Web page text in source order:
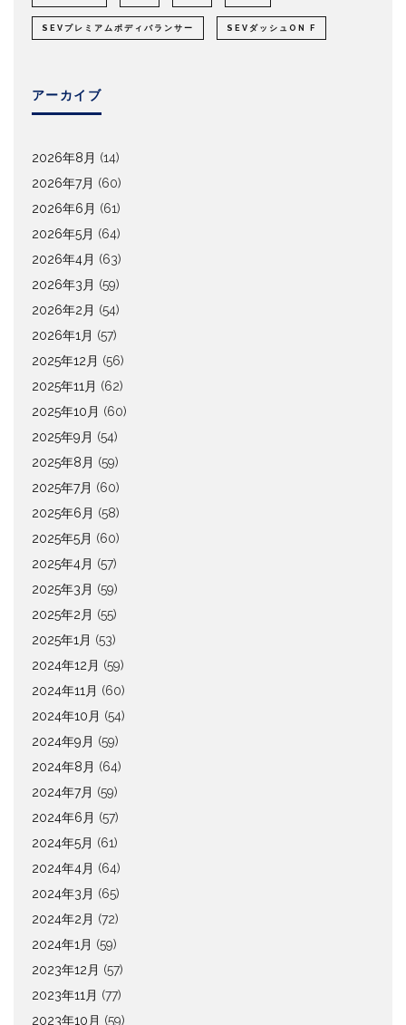
SEVプレミアムボディバランサー SEVダッシュON F
アーカイブ
2026年8月 (14)
2026年7月 (60)
2026年6月 (61)
2026年5月 (64)
2026年4月 (63)
2026年3月 (59)
2026年2月 (54)
2026年1月 (57)
2025年12月 (56)
2025年11月 (62)
2025年10月 (60)
2025年9月 (54)
2025年8月 (59)
2025年7月 (60)
2025年6月 (58)
2025年5月 (60)
2025年4月 (57)
2025年3月 (59)
2025年2月 (55)
2025年1月 (53)
2024年12月 (59)
2024年11月 (60)
2024年10月 (54)
2024年9月 (59)
2024年8月 (64)
2024年7月 (59)
2024年6月 (57)
2024年5月 (61)
2024年4月 (64)
2024年3月 (65)
2024年2月 (72)
2024年1月 (59)
2023年12月 (57)
2023年11月 (77)
2023年10月 (59)